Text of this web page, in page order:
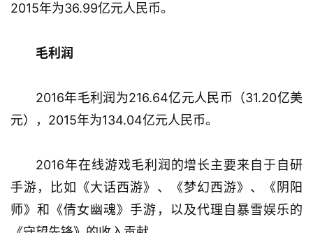
游
茶
2015年为36.99亿元人民币。
毛利润
2016年毛利润为216.64亿元人民币（31.20亿美
元），2015年为134.04亿元人民币。
2016年在线游戏毛利润的增长主要来自于自研
手游，比如《大话西游》、《梦幻西游》、《阴阳
师》和《倩女幽魂》手游，以及代理自暴雪娱乐的